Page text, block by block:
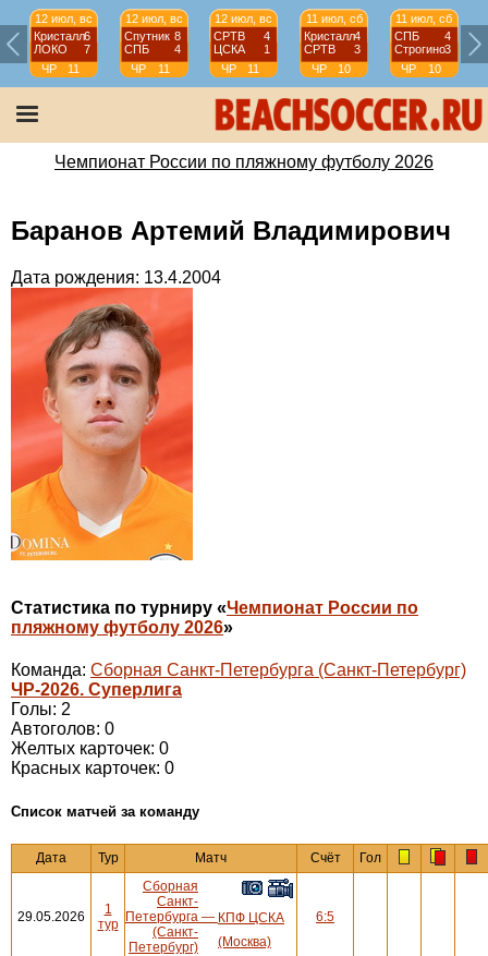
12 июл, вс
Кристалл6
ЛОКО
7
ЧР
11
тур
12 июл, вс
Спутник 8
СПБ
4
ЧР
11
тур
12 июл, вс
СРТВ
4
ЦСКА
1
ЧР
11
тур
11 июл, сб
Кристалл4
СРТВ
3
ЧР
10
тур
11 июл, сб
СПБ
4
Строгино3
ЧР
10
тур
Чемпионат России по пляжному футболу 2026
Баранов Артемий Владимирович
Дата рождения: 13.4.2004
Статистика по турниру «Чемпионат России по
пляжному футболу 2026»
Команда: Сборная Санкт-Петербурга (Санкт-Петербург)
ЧР-2026. Суперлига
Голы: 2
Автоголов: 0
Желтых карточек: 0
Красных карточек: 0
Cписок матчей за команду
Дата Тур Матч Счёт Гол
29.05.2026
1
тур
Сборная
Санкт-
Петербурга
(Санкт-
Петербург)
— КПФ ЦСКА
(Москва)
6:5